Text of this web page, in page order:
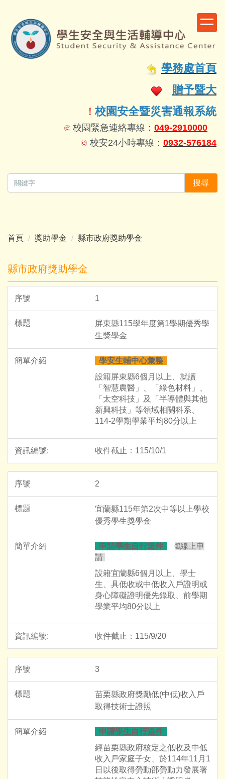
主
要
學務處首頁
贈予暨大
！校園安全暨災害通報系統
校園緊急連絡專線： 049-2910000
校安24小時專線： 0932-576184
搜尋
首頁 獎助學金 縣市政府獎助學金
縣市政府獎助學金
1
屏東縣115學年度第1學期優秀學
生獎學金
學安生輔中心彙整
設籍屏東縣6個月以上、就讀
「智慧農醫」、「綠色材料」、
「太空科技」及「半導體與其他
新興科技」等領域相關科系、
114-2學期學業平均80分以上
收件截止：115/10/1
2
宜蘭縣115年第2次中等以上學校
優秀學生獎學金
申請學生自行送件 🌐線上申
請
設籍宜蘭縣6個月以上、學士
生、具低收或中低收入戶證明或
身心障礙證明優先錄取、前學期
學業平均80分以上
收件截止：115/9/20
3
苗栗縣政府獎勵低(中低)收入戶
取得技術士證照
申請學生自行送件
經苗栗縣政府核定之低收及中低
收入戶家庭子女、於114年11月1
日以後取得勞動部勞動力發展署